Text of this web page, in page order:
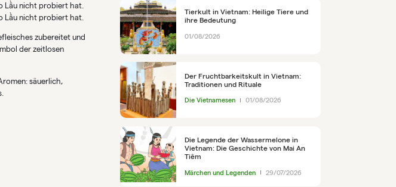
Lầu nicht probiert hat.
Lầu nicht probiert hat.
zubereitet und
der zeitlosen
säuerlich,
Tierkult in Vietnam: Heilige Tiere und
ihre Bedeutung
01/08/2026
Der Fruchtbarkeitskult in Vietnam:
Traditionen und Rituale
Die Vietnamesen 01/08/2026
Die Legende der Wassermelone in
Vietnam: Die Geschichte von Mai An
Tiêm
Märchen und Legenden 29/07/2026